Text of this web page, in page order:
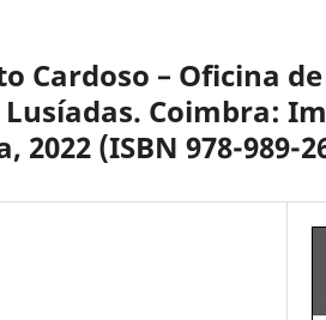
Cardoso – Oficina
Coimbra:
(ISBN 978-989-